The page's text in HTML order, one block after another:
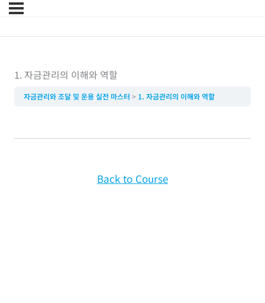
1. 자금관리의 이해와 역할
자금관리와 조달 및 운용 실전 마스터 1. 자금관리의 이해와 역할
Back to Course